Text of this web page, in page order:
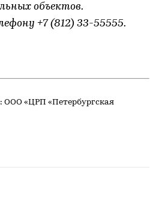
объектов.
+7 (812) 33-55555.
ООО «ЦРП «Петербургская